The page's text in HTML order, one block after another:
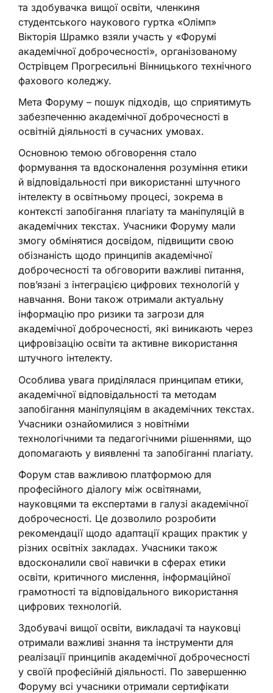
та здобувачка вищої освіти, членкиня
студентського наукового гуртка «Олімп»
Вікторія Шрамко взяли участь у «Форумі
академічної доброчесності», організованому
Острівцем Прогресильні Вінницького технічного
фахового коледжу.
Мета Форуму – пошук підходів, що сприятимуть
забезпеченню академічної доброчесності в
освітній діяльності в сучасних умовах.
Основною темою обговорення стало
формування та вдосконалення розуміння етики
й відповідальності при використанні штучного
інтелекту в освітньому процесі, зокрема в
контексті запобігання плагіату та маніпуляцій в
академічних текстах. Учасники Форуму мали
змогу обмінятися досвідом, підвищити свою
обізнаність щодо принципів академічної
доброчесності та обговорити важливі питання,
пов’язані з інтеграцією цифрових технологій у
навчання. Вони також отримали актуальну
інформацію про ризики та загрози для
академічної доброчесності, які виникають через
цифровізацію освіти та активне використання
штучного інтелекту.
Особлива увага приділялася принципам етики,
академічної відповідальності та методам
запобігання маніпуляціям в академічних текстах.
Учасники ознайомилися з новітніми
технологічними та педагогічними рішеннями, що
допомагають у виявленні та запобіганні плагіату.
Форум став важливою платформою для
професійного діалогу між освітянами,
науковцями та експертами в галузі академічної
доброчесності. Це дозволило розробити
рекомендації щодо адаптації кращих практик у
різних освітніх закладах. Учасники також
вдосконалили свої навички в сферах етики
освіти, критичного мислення, інформаційної
грамотності та відповідального використання
цифрових технологій.
Здобувачі вищої освіти, викладачі та науковці
отримали важливі знання та інструменти для
реалізації принципів академічної доброчесності
у своїй професійній діяльності. По завершенню
Форуму всі учасники отримали сертифікати